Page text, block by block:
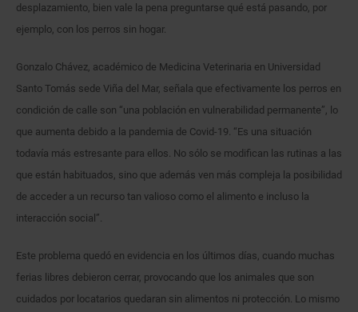
desplazamiento, bien vale la pena preguntarse qué está pasando, por
ejemplo, con los perros sin hogar.
Gonzalo Chávez, académico de Medicina Veterinaria en Universidad
Santo Tomás sede Viña del Mar, señala que efectivamente los perros en
condición de calle son “una población en vulnerabilidad permanente”, lo
que aumenta debido a la pandemia de Covid-19. “Es una situación
todavía más estresante para ellos. No sólo se modifican las rutinas a las
que están habituados, sino que además ven más compleja la posibilidad
de acceder a un recurso tan valioso como el alimento e incluso la
interacción social”.
Este problema quedó en evidencia en los últimos días, cuando muchas
ferias libres debieron cerrar, provocando que los animales que son
cuidados por locatarios quedaran sin alimentos ni protección. Lo mismo